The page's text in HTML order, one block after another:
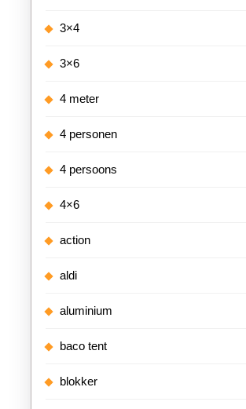
3×4
3×6
4 meter
4 personen
4 persoons
4×6
action
aldi
aluminium
baco tent
blokker